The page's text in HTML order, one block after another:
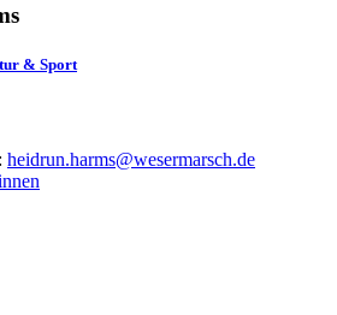
& Sport
heidrun.harms@wesermarsch.de